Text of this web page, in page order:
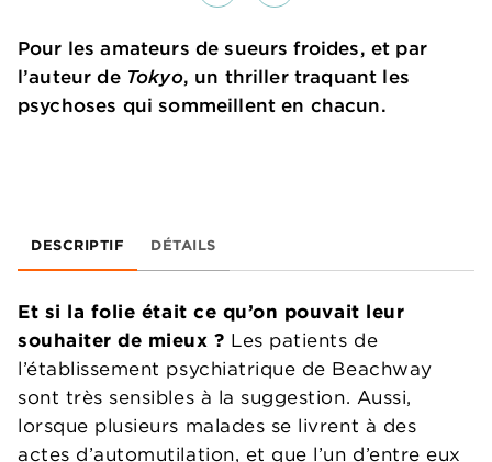
Pour les amateurs de sueurs froides, et par
l’auteur de Tokyo, un thriller traquant les
psychoses qui sommeillent en chacun.
DESCRIPTIF DÉTAILS
Et si la folie était ce qu’on pouvait leur
souhaiter de mieux ? Les patients de
l’établissement psychiatrique de Beachway
sont très sensibles à la suggestion. Aussi,
lorsque plusieurs malades se livrent à des
actes d’automutilation, et que l’un d’entre eux